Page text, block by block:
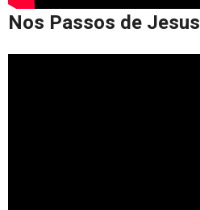
Nos Passos de Jesus